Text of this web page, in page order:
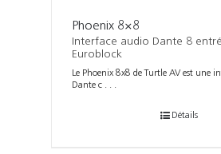
Phoenix 8×8
Interface audio Dante 8
Euroblock
Le Phoenix 8x8 de Turtle AV est une
Dante c . . .
Détails